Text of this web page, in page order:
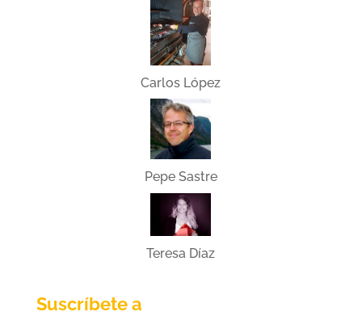
Carlos López
Pepe Sastre
Teresa Díaz
Suscríbete a